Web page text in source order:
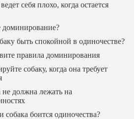
себя плохо, когда остается
доминирование?
быть спокойной в одиночестве?
правила доминирования
собаку, когда она требует
не должна лежать на
собака боится одиночества?